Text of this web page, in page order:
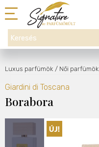
Luxus parfümök / Női parfümök
Giardini di Toscana
Borabora